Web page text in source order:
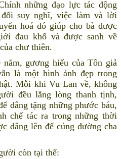
những đạo lực tác động
suy nghĩ, việc làm và lời
hoá đó giúp cho bà được
đau khổ và được sanh về
chư thiên.
gương hiếu của Tôn giả
là một hình ảnh đẹp trong
Mỗi khi Vu Lan về, không
đều lắng lòng thanh tịnh,
dâng tặng những phước báu,
chế tác ra trong những thời
dâng lên để cúng dường cha
còn tại thế: